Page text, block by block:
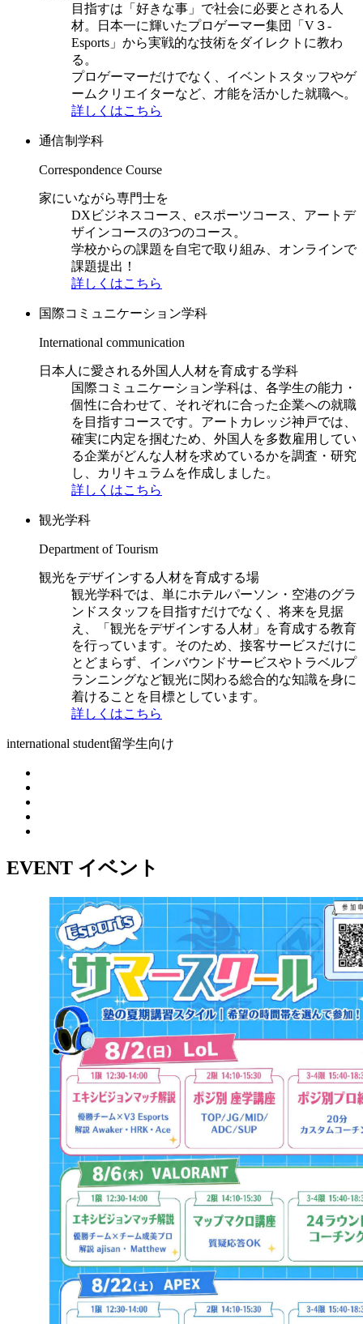
目指すは「好きな事」で社会に必要とされる人
材。日本一に輝いたプロゲーマー集団「V３-
Esports」から実戦的な技術をダイレクトに教わ
る。
プロゲーマーだけでなく、イベントスタッフやゲ
ームクリエイターなど、才能を活かした就職へ。
詳しくはこちら
通信制学科
Correspondence Course
家にいながら専門士を
DXビジネスコース、eスポーツコース、アートデ
ザインコースの3つのコース。
学校からの課題を自宅で取り組み、オンラインで
課題提出！
詳しくはこちら
国際コミュニケーション学科
International communication
日本人に愛される外国人人材を育成する学科
国際コミュニケーション学科は、各学生の能力・
個性に合わせて、それぞれに合った企業への就職
を目指すコースです。アートカレッジ神戸では、
確実に内定を掴むため、外国人を多数雇用してい
る企業がどんな人材を求めているかを調査・研究
し、カリキュラムを作成しました。
詳しくはこちら
観光学科
Department of Tourism
観光をデザインする人材を育成する場
観光学科では、単にホテルパーソン・空港のグラ
ンドスタッフを目指すだけでなく、将来を見据
え、「観光をデザインする人材」を育成する教育
を行っています。そのため、接客サービスだけに
とどまらず、インバウンドサービスやトラベルプ
ランニングなど観光に関わる総合的な知識を身に
着けることを目標としています。
詳しくはこちら
international student留学生向け
EVENT イベント